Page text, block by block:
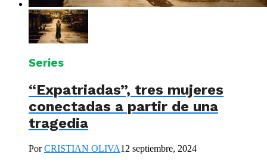
Series
“Expatriadas”, tres mujeres
conectadas a partir de una
tragedia
PorCRISTIAN OLIVA12 septiembre, 2024